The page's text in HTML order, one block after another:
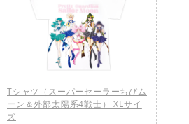
Tシャツ（スーパーセーラーちびム
ーン＆外部太陽系4戦士） XLサイ
ズ